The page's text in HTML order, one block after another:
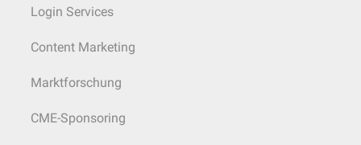
Login Services
Content Marketing
Marktforschung
CME-Sponsoring